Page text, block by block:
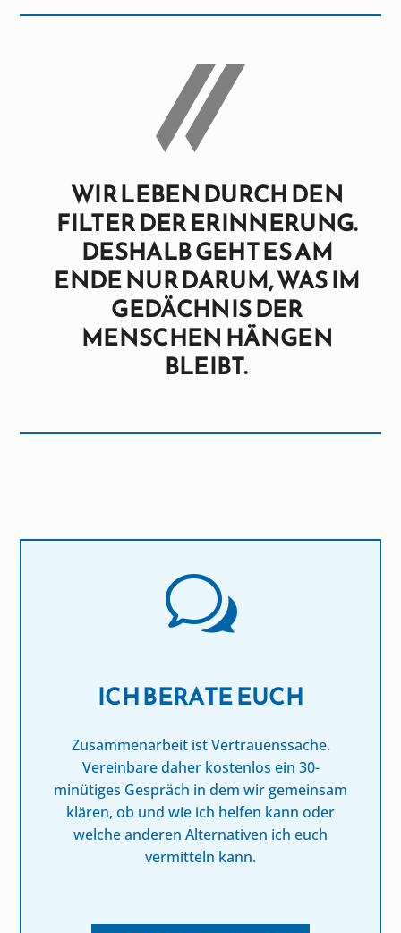
WIR LEBEN DURCH DEN
FILTER DER ERINNERUNG.
DESHALB GEHT ES AM
ENDE NUR DARUM, WAS IM
GEDÄCHNIS DER
MENSCHEN HÄNGEN
BLEIBT.
w
ICH BERATE EUCH
Zusammenarbeit ist Vertrauenssache.
Vereinbare daher kostenlos ein 30-
minütiges Gespräch in dem wir gemeinsam
klären, ob und wie ich helfen kann oder
welche anderen Alternativen ich euch
vermitteln kann.